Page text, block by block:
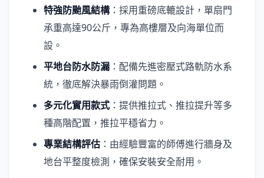
特強防颱風結構：採用重磅底轆設計，單扇門
承重高達90公斤，專為高樓層及向海單位而
設。
平地台防水防漏 ：配備先進密壓式路軌防水系
統，徹底解決暴雨倒灌問題。
多元化實用款式 ：提供推拉式、推拉提升等多
種高階配置，推拉平穩省力。
專業結構評估 ：由經驗豐富的師傅進行牆身及
地台平整度檢測，確保安裝安全耐用。